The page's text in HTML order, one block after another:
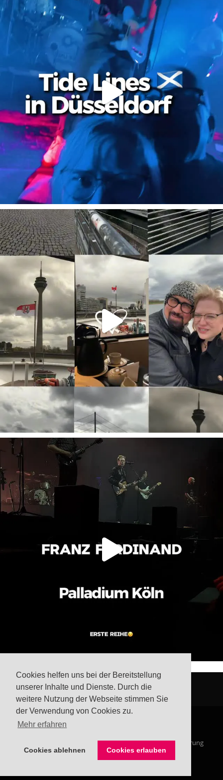
Cookies helfen uns bei der Bereitstellung
unserer Inhalte und Dienste. Durch die
weitere Nutzung der Webseite stimmen Sie
der Verwendung von Cookies zu.
Mehr erfahren
Cookies ablehnen Cookies erlauben
Impressum Datenschutzerklärung